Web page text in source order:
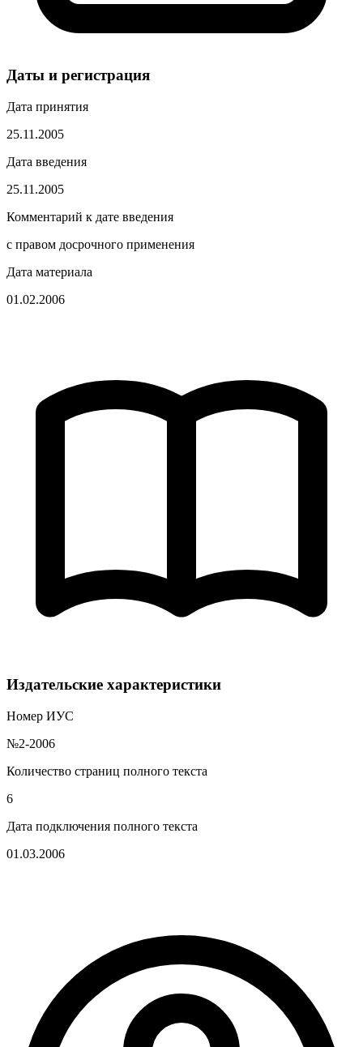
Даты и регистрация
Дата принятия
25.11.2005
Дата введения
25.11.2005
Комментарий к дате введения
с правом досрочного применения
Дата материала
01.02.2006
Издательские характеристики
Номер ИУС
№2-2006
Количество страниц полного текста
6
Дата подключения полного текста
01.03.2006